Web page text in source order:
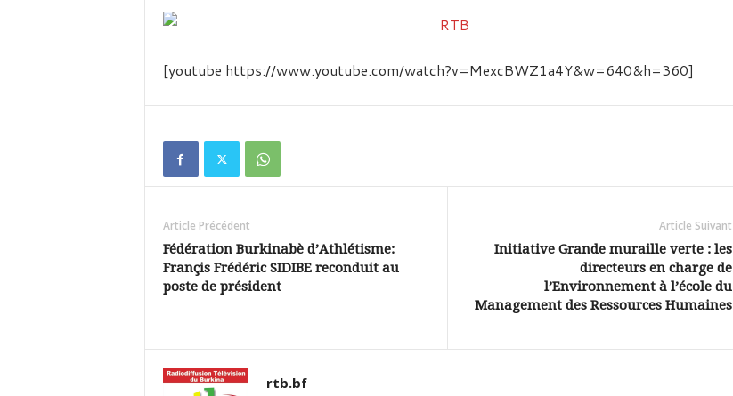
u
[youtube https://www.youtube.com/watch?v=MexcBWZ1a4Y&w=640&h=360]
Article Précédent
Fédération Burkinabè d’Athlétisme:
Françis Frédéric SIDIBE reconduit au
poste de président
Article Suivant
Initiative Grande muraille verte : les
directeurs en charge de
l’Environnement à l’école du
Management des Ressources Humaines
rtb.bf